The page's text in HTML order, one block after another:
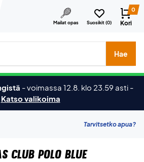
Mailat opas Suosikit (0)
0
Kori
merkkejä jne.
Hae
-voimassa 12.8. klo 23.59 asti -
Katso valikoima
Tarvitsetko apua?
Club Polo Blue